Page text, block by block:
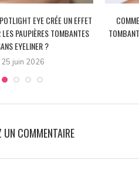
EYE CRÉE UN EFFET
PAUPIÈRES TOMBANTES
EYELINER ?
25 juin 2026
UN COMMENTAIRE